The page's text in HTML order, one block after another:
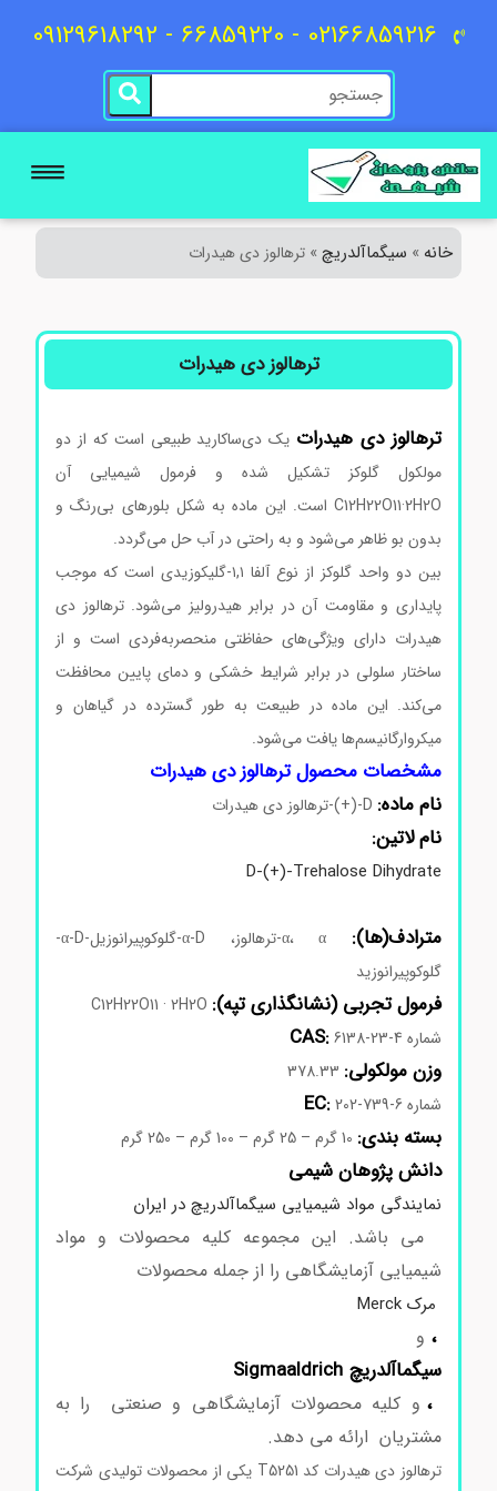
02166859216 - 66859220 - 09129618292
خانه»سیگماآلدریچ»ترهالوز دی هیدرات
ترهالوز دی هیدرات
ترهالوز دی هیدراتیک دی‌ساکارید طبیعی است که از دو
مولکول گلوکز تشکیل شده و فرمول شیمیایی آن
C12H22O11·2H2O است. این ماده به شکل بلورهای بی‌رنگ و
بدون بو ظاهر می‌شود و به راحتی در آب حل می‌گردد.
بین دو واحد گلوکز از نوع آلفا ۱,۱-گلیکوزیدی است که موجب
پایداری و مقاومت آن در برابر هیدرولیز می‌شود. ترهالوز دی
هیدرات دارای ویژگی‌های حفاظتی منحصربه‌فردی است و از
ساختار سلولی در برابر شرایط خشکی و دمای پایین محافظت
می‌کند. این ماده در طبیعت به طور گسترده در گیاهان و
میکروارگانیسم‌ها یافت می‌شود.
مشخصات محصول ترهالوز دی هیدرات
نام ماده:D-(+)-ترهالوز دی هیدرات
نام لاتین:
D-(+)-Trehalose Dihydrate
مترادف(ها):
α، α-ترهالوز، α-D-گلوکوپیرانوزیل-α-D-
گلوکوپیرانوزید
فرمول تجربی (نشانگذاری تپه):C12H22O11 · 2H2O
شماره
CAS:6138-23-4
وزن مولکولی:378.33
شماره
EC:202-739-6
بسته بندی:10 گرم – 25 گرم – 100 گرم – 250 گرم
دانش پژوهان شیمی
نمایندگی مواد شیمیایی سیگماآلدریچ در ایران
می باشد. این مجموعه کلیه محصولات و مواد
شیمیایی آزمایشگاهی را از جمله محصولات
مرک Merck
سیگماآلدریچ Sigmaaldrich
و کلیه محصولات آزمایشگاهی و صنعتی را به
مشتریان ارائه می دهد.
ترهالوز دی هیدرات کد T5251 یکی از محصولات تولیدی شرکت